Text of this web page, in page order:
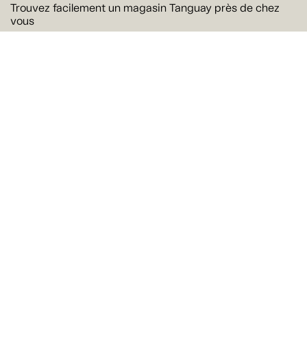
Trouvez facilement un magasin Tanguay près de chez
vous